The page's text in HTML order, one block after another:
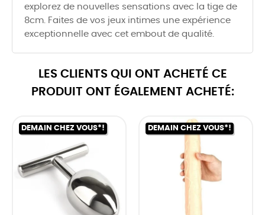
explorez de nouvelles sensations avec la tige de
8cm. Faites de vos jeux intimes une expérience
exceptionnelle avec cet embout de qualité.
LES CLIENTS QUI ONT ACHETÉ CE
PRODUIT ONT ÉGALEMENT ACHETÉ:
DEMAIN CHEZ VOUS*! DEMAIN CHEZ VOUS*!